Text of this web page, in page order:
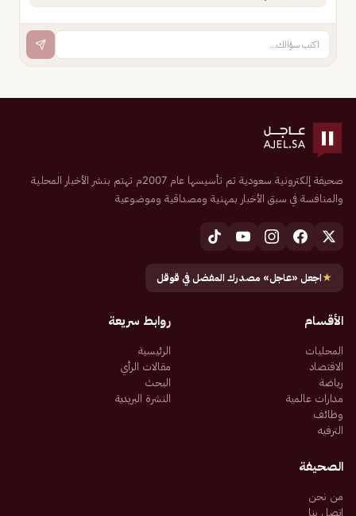
صحيفة إلكترونية سعودية تم تأسيسها عام 2007م تهتم بنشر الأخبار المحلية
والمنافسة في سبق الأخبار بمهنية ومصداقية وموضوعية
★اجعل «عاجل» مصدرك المفضل في قوقل
الأقسام
المحليات
الاقتصاد
رياضة
مدارات عالمية
وظائف
الترفيه
روابط سريعة
الرئيسية
مقالات الرأي
البحث
النشرة البريدية
الصحيفة
من نحن
اتصل بنا